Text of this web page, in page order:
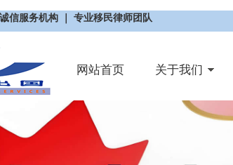
信服务机构 ｜ 专业移民律师团队
网站首页 关于我们